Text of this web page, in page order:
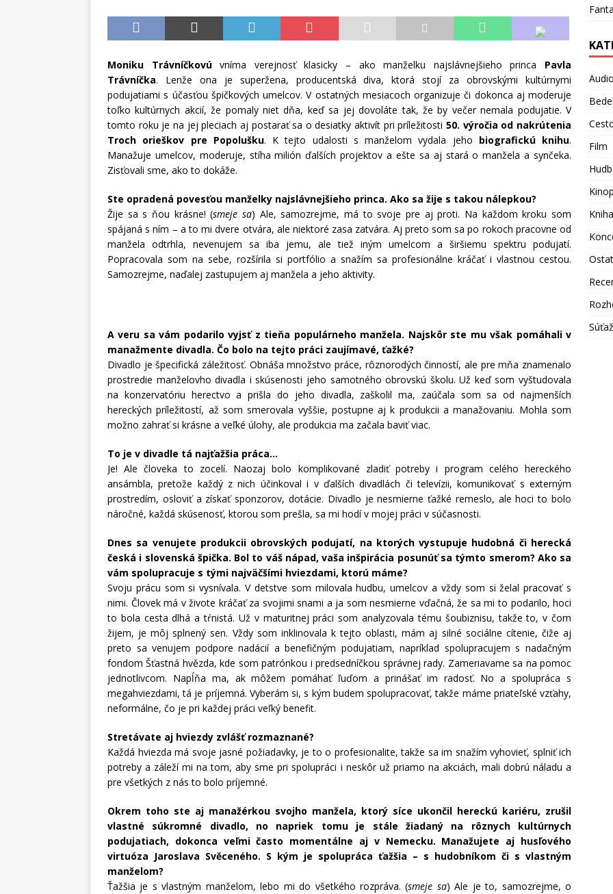
Moniku Trávníčkovúvníma verejnosť klasicky – ako manželku najslávnejšieho princa Pavla
Trávníčka. Lenže ona je superžena, producentská diva, ktorá stojí za obrovskými kultúrnymi
podujatiami s účasťou špičkových umelcov. V ostatných mesiacoch organizuje či dokonca aj moderuje
toľko kultúrnych akcií, že pomaly niet dňa, keď sa jej dovoláte tak, že by večer nemala podujatie. V
tomto roku je na jej pleciach aj postarať sa o desiatky aktivít pri príležitosti50. výročia od nakrútenia
Troch orieškov pre Popolušku. K tejto udalosti s manželom vydala jeho biografickú knihu.
Manažuje umelcov, moderuje, stíha milión ďalších projektov a ešte sa aj stará o manžela a synčeka.
Zisťovali sme, ako to dokáže.
Ste opradená povesťou manželky najslávnejšieho princa. Ako sa žije s takou nálepkou?
Žije sa s ňou krásne! (smeje sa) Ale, samozrejme, má to svoje pre aj proti. Na každom kroku som
spájaná s ním – a to mi dvere otvára, ale niektoré zasa zatvára. Aj preto som sa po rokoch pracovne od
manžela odtrhla, nevenujem sa iba jemu, ale tiež iným umelcom a širšiemu spektru podujatí.
Popracovala som na sebe, rozšírila si portfólio a snažím sa profesionálne kráčať i vlastnou cestou.
Samozrejme, naďalej zastupujem aj manžela a jeho aktivity.
A veru sa vám podarilo vyjsť z tieňa populárneho manžela. Najskôr ste mu však pomáhali v
manažmente divadla. Čo bolo na tejto práci zaujímavé, ťažké?
Divadlo je špecifická záležitosť. Obnáša množstvo práce, rôznorodých činností, ale pre mňa znamenalo
prostredie manželovho divadla i skúsenosti jeho samotného obrovskú školu. Už keď som vyštudovala
na konzervatóriu herectvo a prišla do jeho divadla, zaškolil ma, zaúčala som sa od najmenších
hereckých príležitostí, až som smerovala vyššie, postupne aj k produkcii a manažovaniu. Mohla som
možno zahrať si krásne a veľké úlohy, ale produkcia ma začala baviť viac.
To je v divadle tá najťažšia práca…
Je! Ale človeka to zocelí. Naozaj bolo komplikované zladiť potreby i program celého hereckého
ansámbla, pretože každý z nich účinkoval i v ďalších divadlách či televízii, komunikovať s externým
prostredím, osloviť a získať sponzorov, dotácie. Divadlo je nesmierne ťažké remeslo, ale hoci to bolo
náročné, každá skúsenosť, ktorou som prešla, sa mi hodí v mojej práci v súčasnosti.
Dnes sa venujete produkcii obrovských podujatí, na ktorých vystupuje hudobná či herecká
česká i slovenská špička. Bol to váš nápad, vaša inšpirácia posunúť sa týmto smerom? Ako sa
vám spolupracuje s tými najväčšími hviezdami, ktorú máme?
Svoju prácu som si vysnívala. V detstve som milovala hudbu, umelcov a vždy som si želal pracovať s
nimi. Človek má v živote kráčať za svojimi snami a ja som nesmierne vďačná, že sa mi to podarilo, hoci
to bola cesta dlhá a tŕnistá. Už v maturitnej práci som analyzovala tému šoubiznisu, takže to, v čom
žijem, je môj splnený sen. Vždy som inklinovala k tejto oblasti, mám aj silné sociálne cítenie, čiže aj
preto sa venujem podpore nadácií a benefičným podujatiam, napríklad spolupracujem s nadačným
fondom Šťastná hvězda, kde som patrónkou i predsedníčkou správnej rady. Zameriavame sa na pomoc
jednotlivcom. Napĺňa ma, ak môžem pomáhať ľuďom a prinášať im radosť. No a spolupráca s
megahviezdami, tá je príjemná. Vyberám si, s kým budem spolupracovať, takže máme priateľské vzťahy,
neformálne, čo je pri každej práci veľký benefit.
Stretávate aj hviezdy zvlášť rozmaznané?
Každá hviezda má svoje jasné požiadavky, je to o profesionalite, takže sa im snažím vyhovieť, splniť ich
potreby a záleží mi na tom, aby sme pri spolupráci i neskôr už priamo na akciách, mali dobrú náladu a
pre všetkých z nás to bolo príjemné.
Okrem toho ste aj manažérkou svojho manžela, ktorý síce ukončil hereckú kariéru, zrušil
vlastné súkromné divadlo, no napriek tomu je stále žiadaný na rôznych kultúrnych
podujatiach, dokonca veľmi často momentálne aj v Nemecku. Manažujete aj husľového
virtuóza Jaroslava Svěceného. S kým je spolupráca ťažšia – s hudobníkom či s vlastným
manželom?
Ťažšia je s vlastným manželom, lebo mi do všetkého rozpráva. (smeje sa) Ale je to, samozrejme, o
Film
Kniha
Súťaž